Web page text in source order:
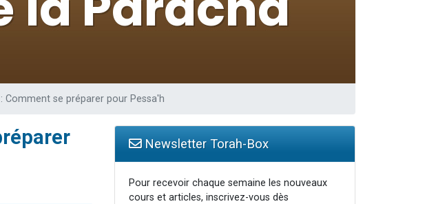
Comment se préparer pour Pessa'h
Newsletter Torah-Box
Pour recevoir chaque semaine les nouveaux
cours et articles, inscrivez-vous dès